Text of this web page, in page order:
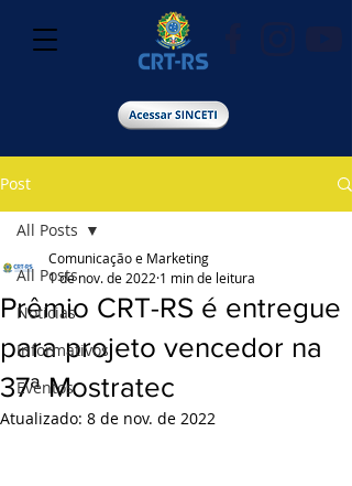
Post
All Posts
Notícias
Informativos
Eventos
All Posts
Prêmio CRT-RS é entregue
para projeto vencedor na
37ª Mostratec
Comunicação e Marketing
1 de nov. de 2022 1 min de leitura
Atualizado: 8 de nov. de 2022